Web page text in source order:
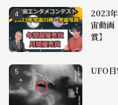
2023
宙動
賞】
UFO目